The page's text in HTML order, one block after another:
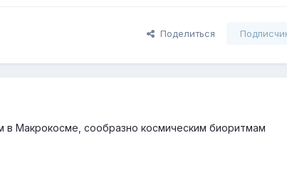
Поделиться
в Макрокосме, сообразно космическим биоритмам